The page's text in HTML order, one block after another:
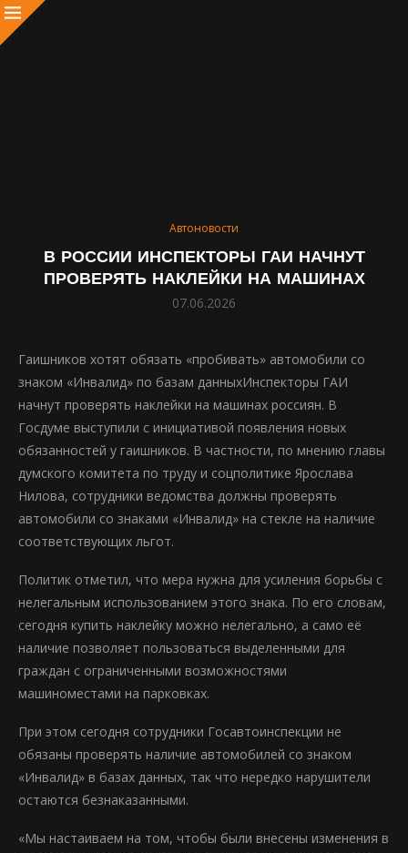
Автоновости
В РОССИИ ИНСПЕКТОРЫ ГАИ НАЧНУТ
ПРОВЕРЯТЬ НАКЛЕЙКИ НА МАШИНАХ
07.06.2026
Гаишников хотят обязать «пробивать» автомобили со
знаком «Инвалид» по базам данныхИнспекторы ГАИ
начнут проверять наклейки на машинах россиян. В
Госдуме выступили с инициативой появления новых
обязанностей у гаишников. В частности, по мнению главы
думского комитета по труду и соцполитике Ярослава
Нилова, сотрудники ведомства должны проверять
автомобили со знаками «Инвалид» на стекле на наличие
соответствующих льгот.
Политик отметил, что мера нужна для усиления борьбы с
нелегальным использованием этого знака. По его словам,
сегодня купить наклейку можно нелегально, а само её
наличие позволяет пользоваться выделенными для
граждан с ограниченными возможностями
машиноместами на парковках.
При этом сегодня сотрудники Госавтоинспекции не
обязаны проверять наличие автомобилей со знаком
«Инвалид» в базах данных, так что нередко нарушители
остаются безнаказанными.
«Мы настаиваем на том, чтобы были внесены изменения в